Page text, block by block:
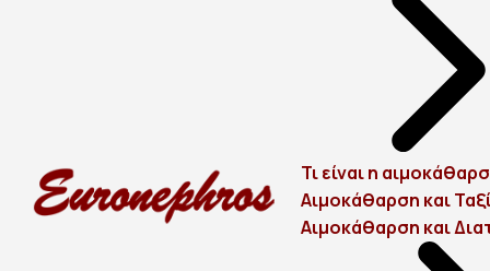
Τι είναι η
Αιμοκάθαρση και
Αιμοκάθαρση και